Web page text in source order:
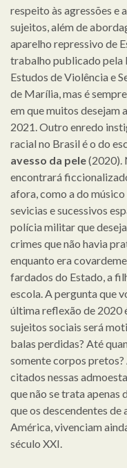
respeito às agressões e
sujeitos, além de
aparelho repressivo de
trabalho publicado pela
Estudos de Violência e
de Marília, mas é
em que muitos desejam
2021. Outro enredo
racial no Brasil é o do
avesso da pele(2020).
encontrará
afora, como a do
sevicias e sucessivos
polícia militar que
crimes que não havia
enquanto era
fardados do Estado, a
escola. A pergunta que
última reflexão de 2020
sujeitos sociais será
balas perdidas? Até
somente corpos
citados nessas
que não se trata apenas
que os descendentes
América, vivenciam
século XXI.